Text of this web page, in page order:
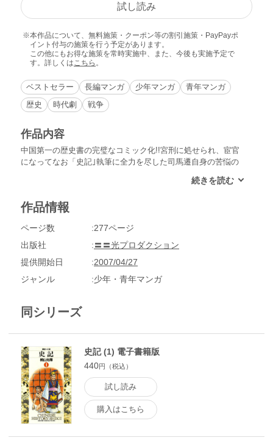
試し読み
本作品について、無料施策・クーポン等の割引施策・PayPayポ
イント付与の施策を行う予定があります。
この他にもお得な施策を常時実施中、また、今後も実施予定で
す。詳しくは こちら 。
ベストセラー 長編マンガ 少年マンガ
青年マンガ
歴史
時代劇 戦争
作品内容
中国第一の歴史書の完璧なコミック化!!宮刑に処せられ、宦官
になってなお「史記｣執筆に全力を尽した司馬遷自身の苦悩の
を内乱に陥れた側室・驪姫の陰謀、文公・重耳を覇者とした腹
間たちの生きざまを描く!!
作品情報
ページ数
277ページ
出版社
〓〓光プロダクション
提供開始日
2007/04/27
ジャンル
少年・青年マンガ
同シリーズ
史記 (1) 電子書籍版
440円（税込）
試し読み
購入はこちら